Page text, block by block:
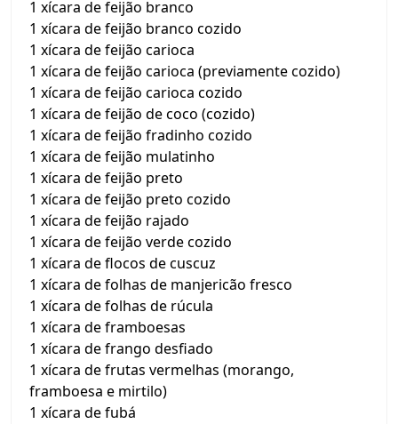
1 xícara de feijão branco
1 xícara de feijão branco cozido
1 xícara de feijão carioca
1 xícara de feijão carioca (previamente cozido)
1 xícara de feijão carioca cozido
1 xícara de feijão de coco (cozido)
1 xícara de feijão fradinho cozido
1 xícara de feijão mulatinho
1 xícara de feijão preto
1 xícara de feijão preto cozido
1 xícara de feijão rajado
1 xícara de feijão verde cozido
1 xícara de flocos de cuscuz
1 xícara de folhas de manjericão fresco
1 xícara de folhas de rúcula
1 xícara de framboesas
1 xícara de frango desfiado
1 xícara de frutas vermelhas (morango,
framboesa e mirtilo)
1 xícara de fubá